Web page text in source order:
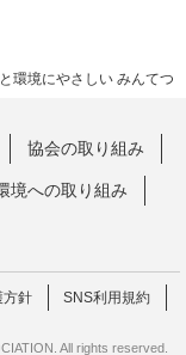
環境にやさしい みんてつ
協会の取り組み
境への取り組み
方針
SNS利用規約
All rights reserved.